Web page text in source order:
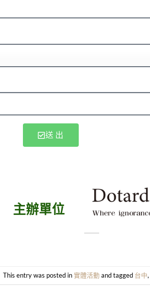
送 出
主辦單位
This entry was posted in實體活動 and tagged 台中,